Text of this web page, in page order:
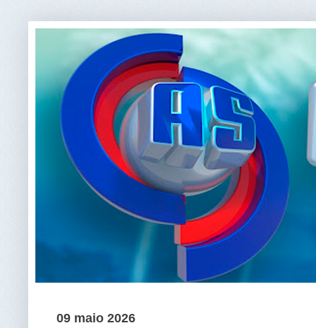
09 maio 2026